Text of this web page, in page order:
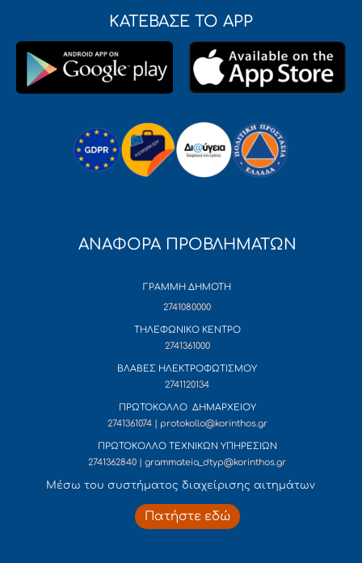
ΚΑΤΕΒΑΣΕ ΤΟ APP
ΑΝΑΦΟΡΑ ΠΡΟΒΛΗΜΑΤΩΝ
ΓΡΑΜΜΗ ΔΗΜΟΤΗ
2741080000
ΤΗΛΕΦΩΝΙΚΟ ΚΕΝΤΡΟ
2741361000
ΒΛΑΒΕΣ ΗΛΕΚΤΡΟΦΩΤΙΣΜΟΥ
2741120134
ΠΡΩΤΟΚΟΛΛΟ ΔΗΜΑΡΧΕΙΟΥ
2741361074 | protokollo@korinthos.gr
ΠΡΩΤΟΚΟΛΛΟ ΤΕΧΝΙΚΩΝ ΥΠΗΡΕΣΙΩΝ
2741362840 | grammateia_dtyp@korinthos.gr
Mέσω του συστήματος διαχείρισης αιτημάτων
Πατήστε εδώ